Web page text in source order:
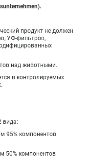
продукт не должен
УФ-фильтров,
над животными.
в контролируемых
вида:
95% компонентов
50% компонентов